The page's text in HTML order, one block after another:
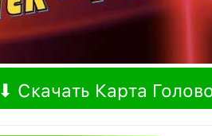
⬇ Скачать Карта